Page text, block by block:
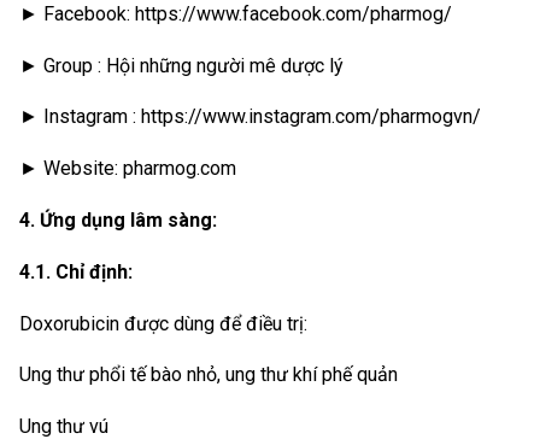
► Facebook: https://www.facebook.com/pharmog/
► Group : Hội những người mê dược lý
► Instagram : https://www.instagram.com/pharmogvn/
► Website: pharmog.com
4. Ứng dụng lâm sàng:
4.1. Chỉ định:
Doxorubicin được dùng để điều trị:
Ung thư phổi tế bào nhỏ, ung thư khí phế quản
Ung thư vú